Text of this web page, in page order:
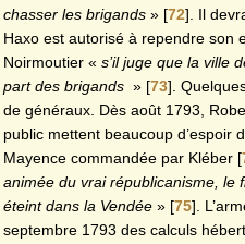
chasser les brigands » [72] . Il
Haxo est autorisé à rependre son
Noirmoutier « s’il juge que la ville
part des brigands » [73] .
de généraux. Dès août 1793,
public mettent beaucoup d’espoir
Mayence commandée par Kléber [
animée du vrai républicanisme, le
éteint dans la Vendée » [75] .
septembre 1793 des calculs